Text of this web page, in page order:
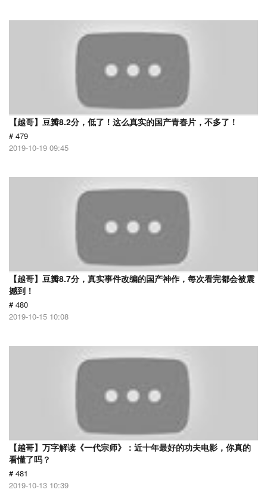
【越哥】豆瓣8.2分，低了！这么真实的国产青春片，不多了！
# 479
2019-10-19 09:45
【越哥】豆瓣8.7分，真实事件改编的国产神作，每次看完都会被震
撼到！
# 480
2019-10-15 10:08
【越哥】万字解读《一代宗师》：近十年最好的功夫电影，你真的
看懂了吗？
# 481
2019-10-13 10:39